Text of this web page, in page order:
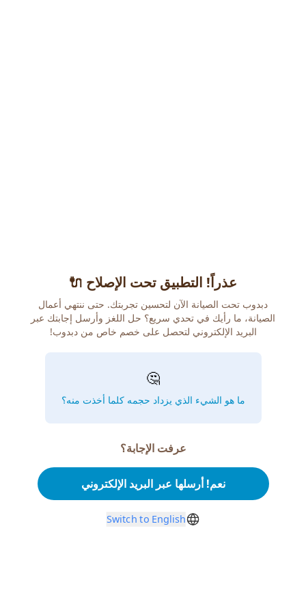
عذراً! التطبيق تحت الإصلاح 🔌
دبدوب تحت الصيانة الآن لتحسين تجربتك. حتى ننتهي أعمال
الصيانة، ما رأيك في تحدي سريع؟ حل اللغز وأرسل إجابتك عبر
البريد الإلكتروني لتحصل على خصم خاص من دبدوب!
🤔
ما هو الشيء الذي يزداد حجمه كلما أخذت منه؟
عرفت الإجابة؟
نعم! أرسلها عبر البريد الإلكتروني
Switch to English